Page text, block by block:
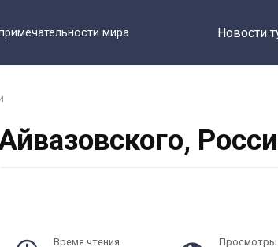
мира Новости
Время чтения Просмотры